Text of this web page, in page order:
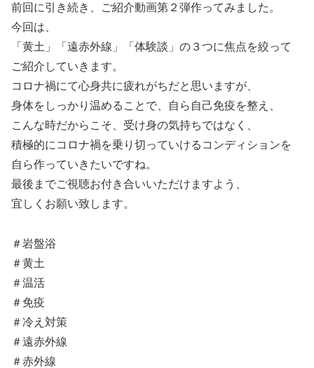
前回に引き続き、ご紹介動画第２弾作ってみました。
今回は、
「黄土」「遠赤外線」「体験談」の３つに焦点を絞って
ご紹介していきます。
コロナ禍にて心身共に疲れがちだと思いますが、
身体をしっかり温めることで、自ら自己免疫を整え、
こんな時だからこそ、受け身の気持ちではなく、
積極的にコロナ禍を乗り切っていけるコンディションを
自ら作っていきたいですね。
最後までご視聴お付き合いいただけますよう、
宜しくお願い致します。
＃岩盤浴
＃黄土
＃温活
＃免疫
＃冷え対策
＃遠赤外線
＃赤外線